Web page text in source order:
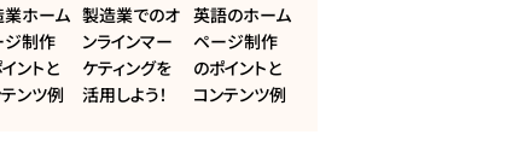
ホーム
ジ制作
ントと
ンツ例
製造業でのオ
ンラインマー
ケティングを
活用しよう！
英語のホーム
ページ制作
のポイントと
コンテンツ例